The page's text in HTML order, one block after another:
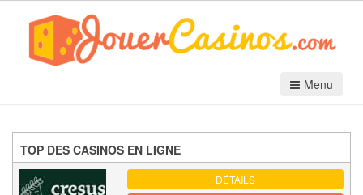
Menu
TOP DES CASINOS EN LIGNE
DÉTAILS